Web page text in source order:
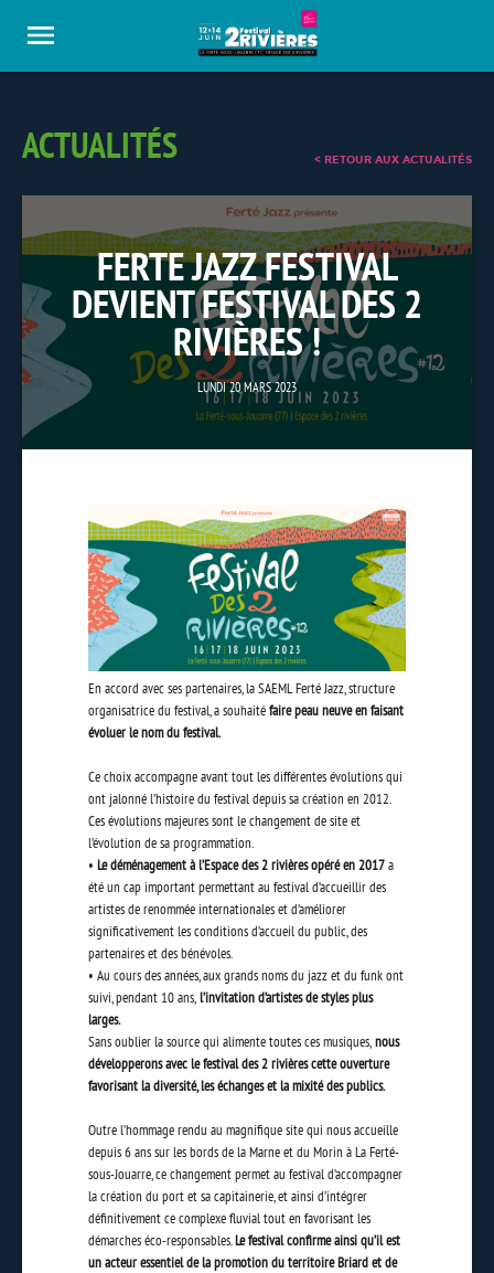
ACTUALITÉS < RETOUR AUX ACTUALITÉS
FERTE JAZZ FESTIVAL
DEVIENT FESTIVAL DES 2
RIVIÈRES !
LUNDI 20 MARS 2023
En accord avec ses partenaires, la SAEML Ferté Jazz, structure
organisatrice du festival, a souhaitéfaire peau neuve en faisant
évoluer le nom du festival.
Ce choix accompagne avant tout les différentes évolutions qui
ont jalonné l’histoire du festival depuis sa création en 2012.
Ces évolutions majeures sont le changement de site et
l’évolution de sa programmation.
• Le déménagement à l’Espace des 2 rivières opéré en 2017a
été un cap important permettant au festival d’accueillir des
artistes de renommée internationales et d’améliorer
significativement les conditions d’accueil du public, des
partenaires et des bénévoles.
• Au cours des années, aux grands noms du jazz et du funk ont
suivi, pendant 10 ans,l’invitation d’artistes de styles plus
larges.
Sans oublier la source qui alimente toutes ces musiques,nous
développerons avec le festival des 2 rivières cette ouverture
favorisant la diversité, les échanges et la mixité des publics.
Outre l’hommage rendu au magnifique site qui nous accueille
depuis 6 ans sur les bords de la Marne et du Morin à La Ferté-
sous-Jouarre, ce changement permet au festival d’accompagner
la création du port et sa capitainerie, et ainsi d’intégrer
définitivement ce complexe fluvial tout en favorisant les
démarches éco-responsables.Le festival confirme ainsi qu’il est
un acteur essentiel de la promotion du territoire Briard et de